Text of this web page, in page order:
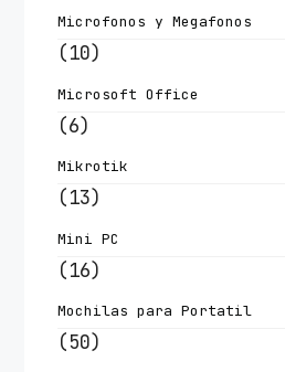
Microfonos y Megafonos
(10)
Microsoft Office
(6)
Mikrotik
(13)
Mini PC
(16)
Mochilas para Portatil
(50)